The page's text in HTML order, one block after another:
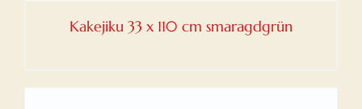
Kakejiku 33 x 110 cm smaragdgrün